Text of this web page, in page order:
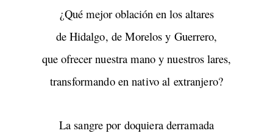
¿Qué mejor oblación en los altares
de Hidalgo, de Morelos y Guerrero,
que ofrecer nuestra mano y nuestros lares,
transformando en nativo al extranjero?
La sangre por doquiera derramada